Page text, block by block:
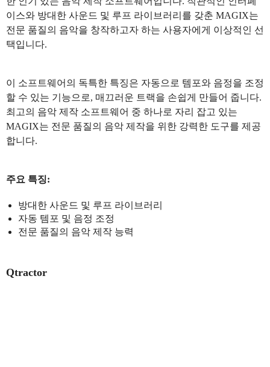
이스와 방대한 사운드 및 루프 라이브러리를 갖춘 MAGIX는
전문 품질의 음악을 창작하고자 하는 사용자에게 이상적인 선
택입니다.
이 소프트웨어의 독특한 특징은 자동으로 템포와 음정을 조정
할 수 있는 기능으로, 매끄러운 트랙을 손쉽게 만들어 줍니다.
최고의 음악 제작 소프트웨어 중 하나로 자리 잡고 있는
MAGIX는 전문 품질의 음악 제작을 위한 강력한 도구를 제공
합니다.
주요 특징:
방대한 사운드 및 루프 라이브러리
자동 템포 및 음정 조정
전문 품질의 음악 제작 능력
Qtractor